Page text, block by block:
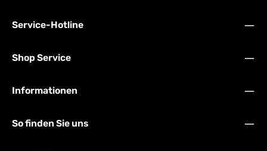
Service-Hotline
Shop Service
Informationen
So finden Sie uns